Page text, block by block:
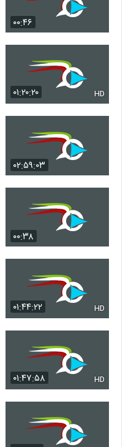
۰۰:۴۶
۰۱:۲۰:۲۰ HD
۰۲:۵۹:۰۳
۰۰:۳۸
۰۱:۴۴:۲۲ HD
۰۱:۴۷:۵۸ HD